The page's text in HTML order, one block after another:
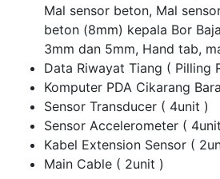
Mal sensor beton, Mal
beton (8mm) kepala Bor
3mm dan 5mm, Hand tab,
Data Riwayat Tiang ( Pilling
Komputer PDA Cikarang
Sensor Transducer ( 4unit )
Sensor Accelerometer (
Kabel Extension Sensor (
Main Cable ( 2unit )